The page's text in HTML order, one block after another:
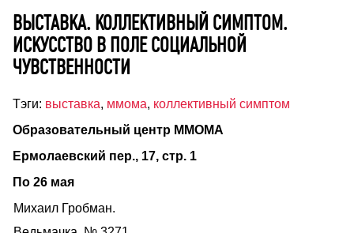
ВЫСТАВКА. КОЛЛЕКТИВНЫЙ СИМПТОМ.
ИСКУССТВО В ПОЛЕ СОЦИАЛЬНОЙ
ЧУВСТВЕННОСТИ
Тэги: выставка, ммома, коллективный симптом
Образовательный центр ММОМА
Ермолаевский пер., 17, стр. 1
По 26 мая
Михаил Гробман.